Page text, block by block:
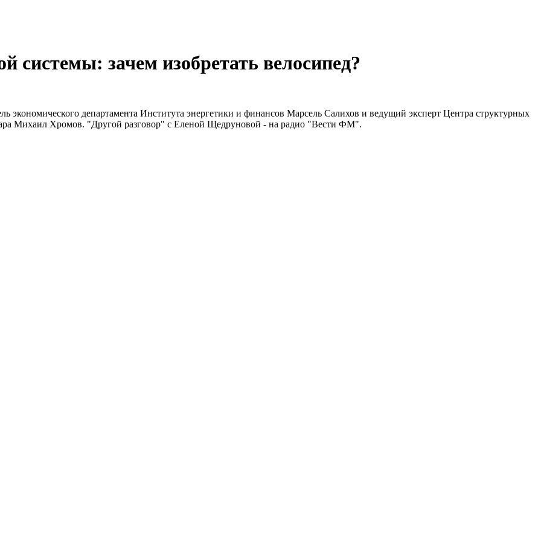
системы: зачем изобретать велосипед?
экономического департамента Института энергетики и финансов Марсель Салихов и ведущий эксперт Центра структурных
Михаил Хромов. "Другой разговор" с Еленой Щедруновой - на радио "Вести ФМ".